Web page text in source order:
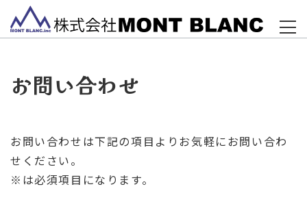
お問い合わせ
お問い合わせは下記の項目よりお気軽にお問い合わ
せください。
※は必須項目になります。